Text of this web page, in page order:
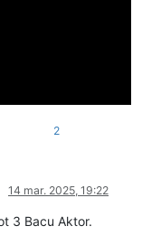
2
14 mar. 2025, 19:22
3 Bacu Aktor.